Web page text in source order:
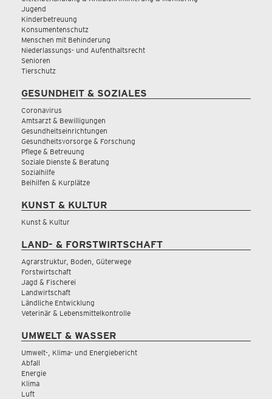
Jugend
Kinderbetreuung
Konsumentenschutz
Menschen mit Behinderung
Niederlassungs- und Aufenthaltsrecht
Senioren
Tierschutz
GESUNDHEIT & SOZIALES
Coronavirus
Amtsarzt & Bewilligungen
Gesundheitseinrichtungen
Gesundheitsvorsorge & Forschung
Pflege & Betreuung
Soziale Dienste & Beratung
Sozialhilfe
Beihilfen & Kurplätze
KUNST & KULTUR
Kunst & Kultur
LAND- & FORSTWIRTSCHAFT
Agrarstruktur, Boden, Güterwege
Forstwirtschaft
Jagd & Fischerei
Landwirtschaft
Ländliche Entwicklung
Veterinär & Lebensmittelkontrolle
UMWELT & WASSER
Umwelt-, Klima- und Energiebericht
Abfall
Energie
Klima
Luft